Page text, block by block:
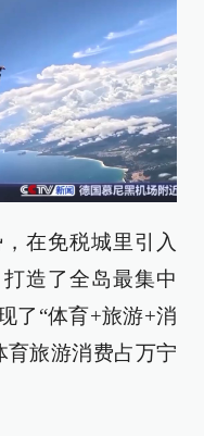
在免税城里引入
造了全岛最集中
了“体育+旅游+消
育旅游消费占万宁